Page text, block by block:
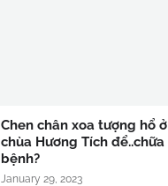
Chen chân xoa tượng hổ ở
chùa Hương Tích để..chữa
bệnh?
January 29, 2023